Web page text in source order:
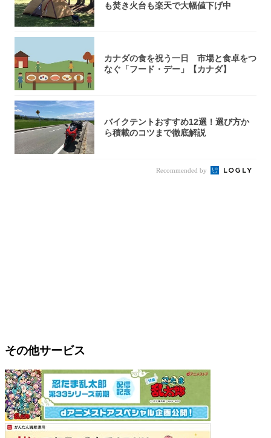
も焚き火台も楽天で大幅値下げ中
カナダの食を祝う一日 市場と食卓をつ
なぐ「フード・デー」【カナダ】
バイクテントおすすめ12選！選び方か
ら積載のコツまで徹底解説
Recommended by
その他サービス